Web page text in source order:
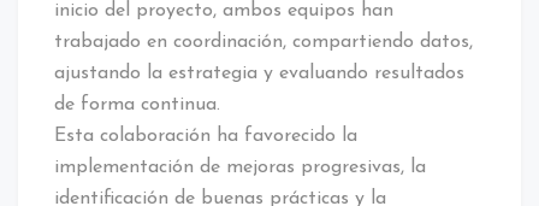
inicio del proyecto, ambos equipos han
trabajado en coordinación, compartiendo datos,
ajustando la estrategia y evaluando resultados
de forma continua.
Esta colaboración ha favorecido la
implementación de mejoras progresivas, la
identificación de buenas prácticas y la